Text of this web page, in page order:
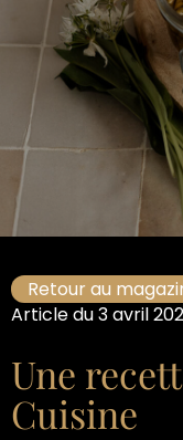
Retour au
Article du 3 avril
Une
Cuisine